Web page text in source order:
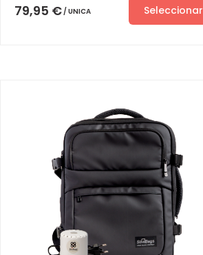
79,95 € UNICA Seleccionar